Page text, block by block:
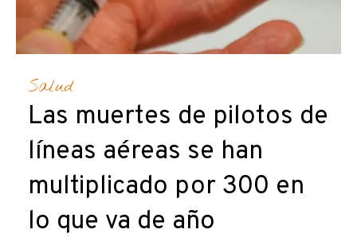
Salud
Las muertes de pilotos de
líneas aéreas se han
multiplicado por 300 en
lo que va de año